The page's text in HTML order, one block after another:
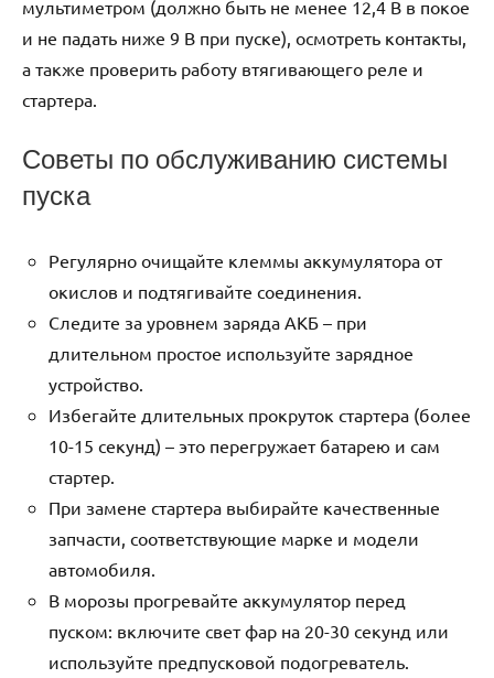
мультиметром (должно быть не менее 12,4 В в покое
и не падать ниже 9 В при пуске), осмотреть контакты,
а также проверить работу втягивающего реле и
стартера.
Советы по обслуживанию системы
пуска
Регулярно очищайте клеммы аккумулятора от
окислов и подтягивайте соединения.
Следите за уровнем заряда АКБ – при
длительном простое используйте зарядное
устройство.
Избегайте длительных прокруток стартера (более
10-15 секунд) – это перегружает батарею и сам
стартер.
При замене стартера выбирайте качественные
запчасти, соответствующие марке и модели
автомобиля.
В морозы прогревайте аккумулятор перед
пуском: включите свет фар на 20-30 секунд или
используйте предпусковой подогреватель.